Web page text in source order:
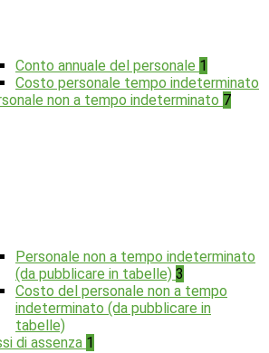
Conto annuale del personale 1
Costo personale tempo indeterminato
non a tempo indeterminato 7
Personale non a tempo indeterminato
(da pubblicare in tabelle) 3
Costo del personale non a tempo
indeterminato (da pubblicare in
tabelle)
di assenza 1